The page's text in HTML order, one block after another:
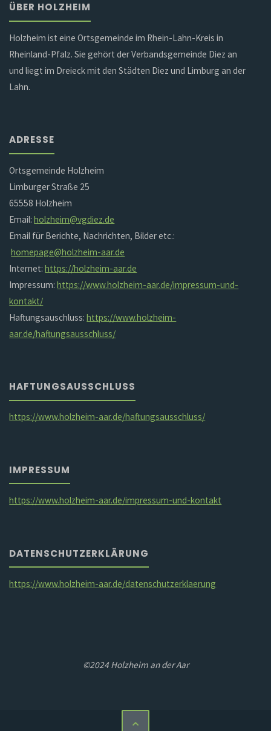
ÜBER HOLZHEIM
Holzheim ist eine Ortsgemeinde im Rhein-Lahn-Kreis in
Rheinland-Pfalz. Sie gehört der Verbandsgemeinde Diez an
und liegt im Dreieck mit den Städten Diez und Limburg an der
Lahn.
ADRESSE
Ortsgemeinde Holzheim
Limburger Straße 25
65558 Holzheim
Email:holzheim@vgdiez.de
Email für Berichte, Nachrichten, Bilder etc.:
homepage@holzheim-aar.de
Internet:https://holzheim-aar.de
Impressum:https://www.holzheim-aar.de/impressum-und-
kontakt/
Haftungsauschluss:https://www.holzheim-
aar.de/haftungsausschluss/
HAFTUNGSAUSSCHLUSS
https://www.holzheim-aar.de/haftungsausschluss/
IMPRESSUM
https://www.holzheim-aar.de/impressum-und-kontakt
DATENSCHUTZERKLÄRUNG
https://www.holzheim-aar.de/datenschutzerklaerung
©2024 Holzheim an der Aar